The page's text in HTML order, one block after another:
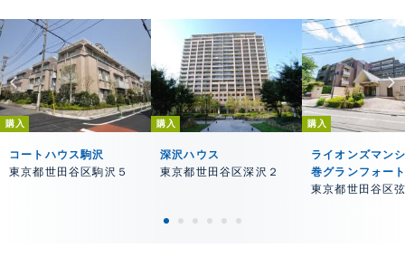
購入
コートハウス駒沢
東京都世田谷区駒沢５
購入
深沢ハウス
東京都世田谷区深沢２
購入
ライオンズマン
巻グランフォー
東京都世田谷区